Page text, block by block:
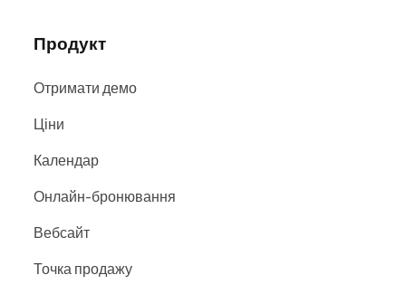
Продукт
Отримати демо
Ціни
Календар
Онлайн-бронювання
Вебсайт
Точка продажу